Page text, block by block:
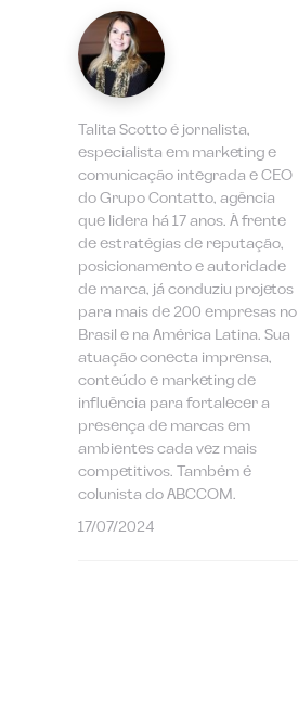
Talita Scotto é jornalista,
especialista em marketing e
comunicação integrada e CEO
do Grupo Contatto, agência
que lidera há 17 anos. À frente
de estratégias de reputação,
posicionamento e autoridade
de marca, já conduziu projetos
para mais de 200 empresas no
Brasil e na América Latina. Sua
atuação conecta imprensa,
conteúdo e marketing de
influência para fortalecer a
presença de marcas em
ambientes cada vez mais
competitivos. Também é
colunista do ABCCOM.
17/07/2024